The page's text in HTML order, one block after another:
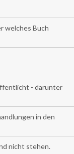
welches Buch
- darunter
in den
nicht stehen.